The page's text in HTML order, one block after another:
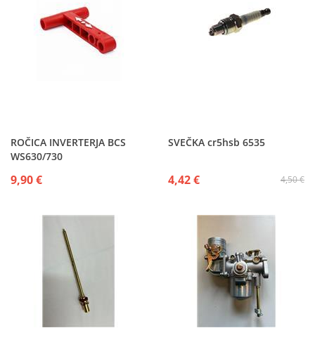
ROČICA INVERTERJA BCS
WS630/730
9,90 €
SVEČKA cr5hsb 6535
4,50 €
4,42 €